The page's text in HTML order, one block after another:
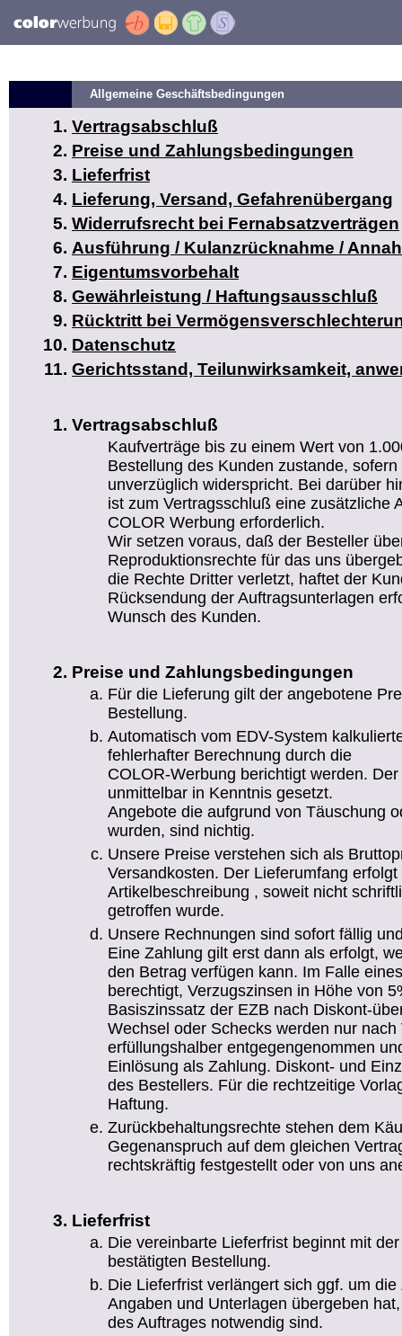
Allgemeine Geschäftsbedingungen
Vertragsabschluß
Preise und Zahlungsbedingungen
Lieferfrist
Lieferung, Versand, Gefahrenübergang
Widerrufsrecht bei Fernabsatzverträgen
Ausführung / Kulanzrücknahme /
Eigentumsvorbehalt
Gewährleistung / Haftungsausschluß
Rücktritt bei
Datenschutz
Gerichtsstand, Teilunwirksamkeit,
Vertragsabschluß
Kaufverträge bis zu einem Wert von
Bestellung des Kunden zustande,
unverzüglich widerspricht. Bei darüber
ist zum Vertragsschluß eine zusätzliche
COLOR Werbung erforderlich.
Wir setzen voraus, daß der Besteller
Reproduktionsrechte für das uns
die Rechte Dritter verletzt, haftet der
Rücksendung der Auftragsunterlagen
Wunsch des Kunden.
Preise und Zahlungsbedingungen
Für die Lieferung gilt der angebotene
Bestellung.
Automatisch vom EDV-System
fehlerhafter Berechnung durch die
COLOR-Werbung berichtigt werden.
unmittelbar in Kenntnis gesetzt.
Angebote die aufgrund von Täuschung
wurden, sind nichtig.
Unsere Preise verstehen sich als
Versandkosten. Der Lieferumfang
Artikelbeschreibung , soweit nicht
getroffen wurde.
Unsere Rechnungen sind sofort fällig
Eine Zahlung gilt erst dann als erfolgt,
den Betrag verfügen kann. Im Falle
berechtigt, Verzugszinsen in Höhe von
Basiszinssatz der EZB nach Diskont-
Wechsel oder Schecks werden nur nach
erfüllungshalber entgegengenommen
Einlösung als Zahlung. Diskont- und
des Bestellers. Für die rechtzeitige
Haftung.
Zurückbehaltungsrechte stehen dem
Gegenanspruch auf dem gleichen
rechtskräftig festgestellt oder von uns
Lieferfrist
Die vereinbarte Lieferfrist beginnt mit
bestätigten Bestellung.
Die Lieferfrist verlängert sich ggf. um
Angaben und Unterlagen übergeben
des Auftrages notwendig sind.